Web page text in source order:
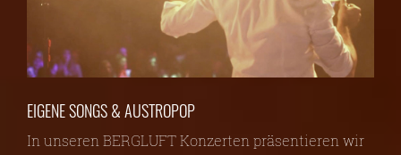
EIGENE SONGS & AUSTROPOP
In unseren BERGLUFT Konzerten präsentieren wir